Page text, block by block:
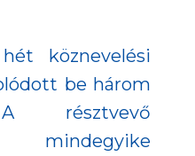
köznevelési
be három
résztvevő
mindegyike